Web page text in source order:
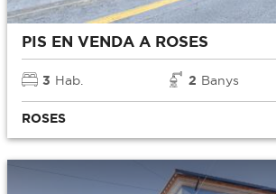
PIS EN VENDA A ROSES
3 Hab. 2 Banys
ROSES